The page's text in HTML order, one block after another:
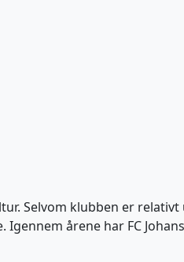
Selvom klubben er
årene har FC